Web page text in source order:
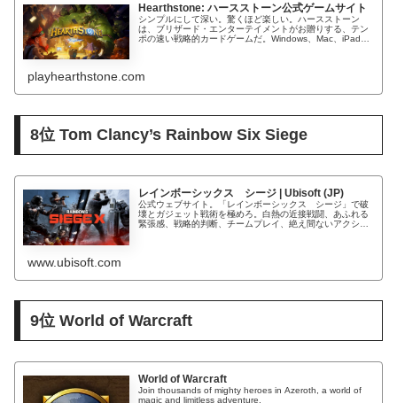
Hearthstone: ハースストーン公式ゲームサイト
シンプルにして深い。驚くほど楽しい。ハースストーン
は、ブリザード・エンターテイメントがお贈りする、テン
ポの速い戦略的カードゲームだ。Windows、Mac、iPad、
playhearthstone.com
8位 Tom Clancy’s Rainbow Six Siege
レインボーシックス シージ | Ubisoft (JP)
公式ウェブサイト。「レインボーシックス シージ」で破
壊とガジェット戦術を極めろ。白熱の近接戦闘、あふれる
緊張感、戦略的判断、チームプレイ、絶え間ないアクショ
www.ubisoft.com
9位 World of Warcraft
World of Warcraft
Join thousands of mighty heroes in Azeroth, a world of
magic and limitless adventure.